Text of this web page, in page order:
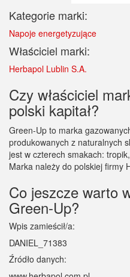
Kategorie marki:
Napoje energetyzujące
Właściciel marki:
Herbapol Lublin S.A.
Czy właściciel
polski kapitał?
Green-Up to marka
produkowanych z naturalnych
jest w czterech smakach:
Marka należy do polskiej firmy
Co jeszcze warto
Green-Up?
Wpis zamieścił/a:
DANIEL_71383
Źródło danych: